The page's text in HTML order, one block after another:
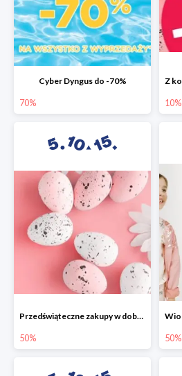
Cyber Dyngus do -70%
70% 10%
Przedświąteczne zakupy w dobrym stylu -50%
50% 50%